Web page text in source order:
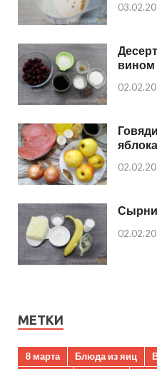
вином
МЕТКИ
8 марта Блюда из яиц